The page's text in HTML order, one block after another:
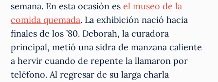
semana. En esta ocasión esel museo de la
comida quemada. La exhibición nació hacia
finales de los ’80. Deborah, la curadora
principal, metió una sidra de manzana caliente
a hervir cuando de repente la llamaron por
teléfono. Al regresar de su larga charla